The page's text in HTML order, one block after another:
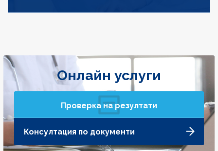
Онлайн услуги
Проверка на резултати
Консултация по документи